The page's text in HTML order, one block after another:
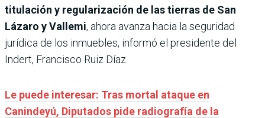
titulación y regularización de las tierras de San
Lázaro y Vallemi, ahora avanza hacia la seguridad
jurídica de los inmuebles, informó el presidente del
Indert, Francisco Ruiz Díaz.
Le puede interesar: Tras mortal ataque en
Canindeyú, Diputados pide radiografía de la